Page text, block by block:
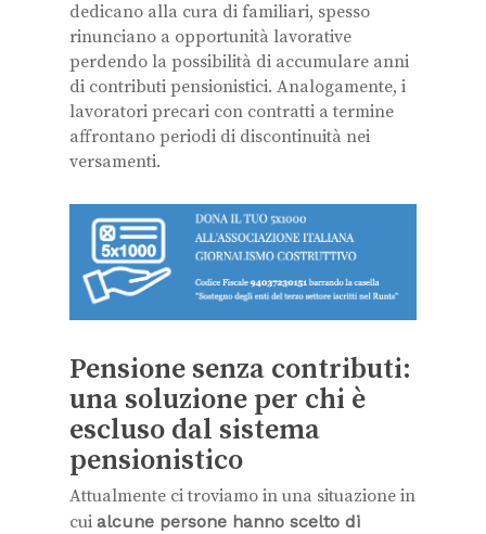
dedicano alla cura di familiari, spesso
rinunciano a opportunità lavorative
perdendo la possibilità di accumulare anni
di contributi pensionistici. Analogamente, i
lavoratori precari con contratti a termine
affrontano periodi di discontinuità nei
versamenti.
Pensione senza contributi:
una soluzione per chi è
escluso dal sistema
pensionistico
Attualmente ci troviamo in una situazione in
cui alcune persone hanno scelto di